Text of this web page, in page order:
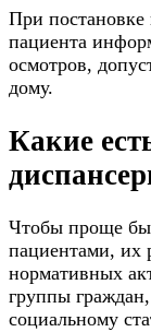
При постановке
пациента
осмотров,
дому.
Какие
Чтобы проще
пациентами, их
нормативных
группы
социальному